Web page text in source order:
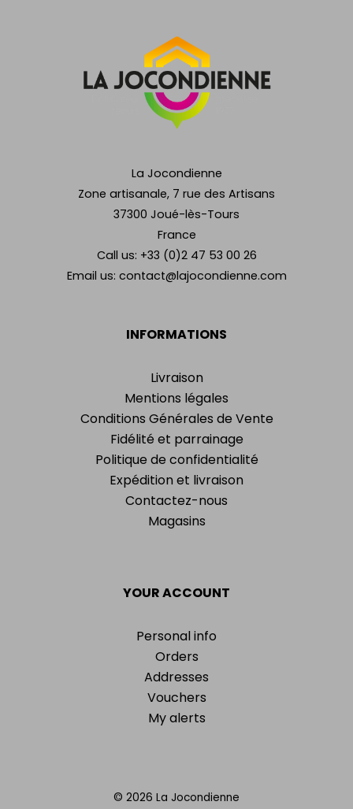
INFORMATIONS
Livraison
Mentions légales
Conditions Générales de Vente
Fidélité et parrainage
Politique de confidentialité
Expédition et livraison
Contactez-nous
Magasins
YOUR ACCOUNT
Personal info
Orders
Addresses
Vouchers
My alerts
La Jocondienne
Zone artisanale, 7 rue des Artisans
37300 Joué-lès-Tours
France
Call us: +33 (0)2 47 53 00 26
Email us: contact@lajocondienne.com
© 2026 La Jocondienne